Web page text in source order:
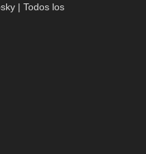
| Todos los